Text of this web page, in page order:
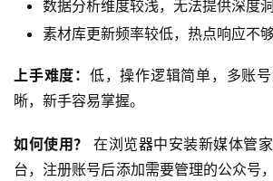
数据分析维度较浅，无法提供深度
素材库更新频率较低，热点响应不
上手难度： 低，操作逻辑简单，多账
晰，新手容易掌握。
如何使用？
在浏览器中安装新媒体管
台，注册账号后添加需要管理的公众号